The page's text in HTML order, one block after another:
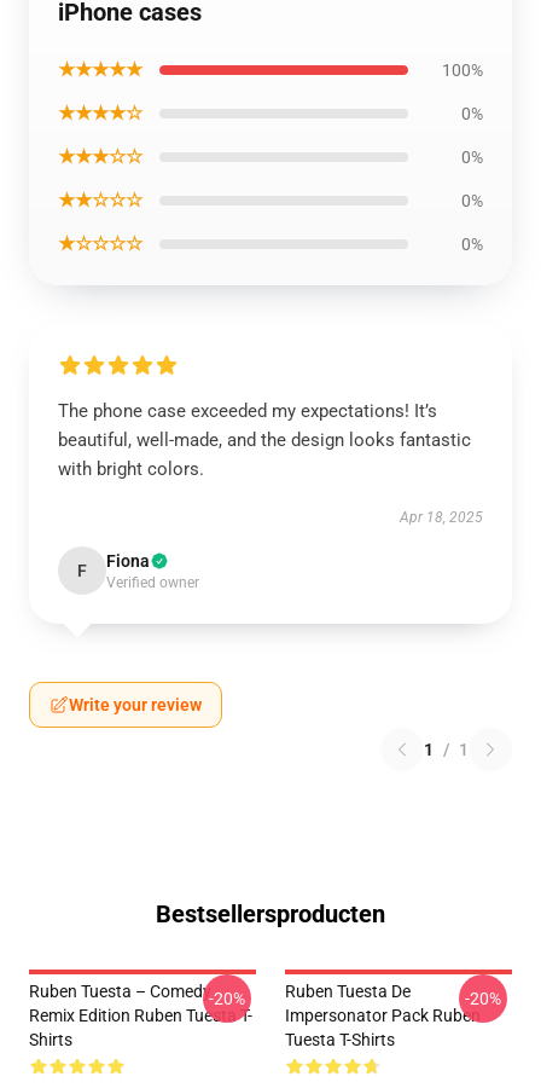
iPhone cases
★★★★★ 100%
★★★★☆ 0%
★★★☆☆ 0%
★★☆☆☆ 0%
★☆☆☆☆ 0%
The phone case exceeded my expectations! It’s
beautiful, well-made, and the design looks fantastic
with bright colors.
Apr 18, 2025
F Fiona
Verified owner
Write your review
1 / 1
Bestsellersproducten
Ruben Tuesta – Comedy
Remix Edition Ruben Tuesta T-
Shirts
-20%
Ruben Tuesta De
Impersonator Pack Ruben
Tuesta T-Shirts
-20%